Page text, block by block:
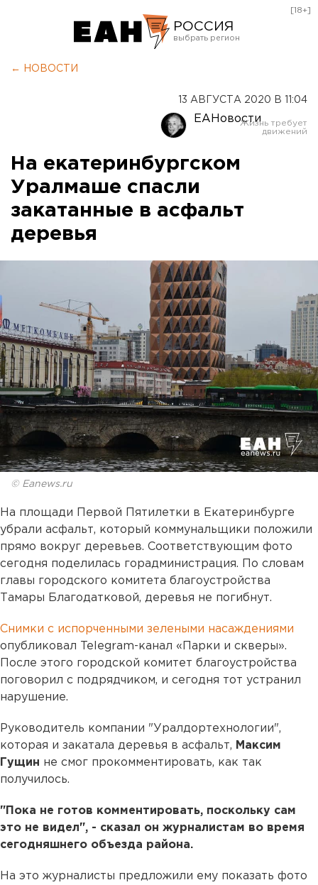
РОССИЯ
Оренбург
[18+]
← НОВОСТИ
13 АВГУСТА 2020 В 11:04
ЕАНовости
На екатеринбургском
Уралмаше спасли
закатанные в асфальт
деревья
© Eanews.ru
На площади Первой Пятилетки в Екатеринбурге
убрали асфальт, который коммунальщики положили
прямо вокруг деревьев. Соответствующим фото
сегодня поделилась горадминистрация. По словам
главы городского комитета благоустройства
Тамары Благодатковой, деревья не погибнут.
Снимки с испорченными зелеными насаждениями
опубликовал Telegram-канал «Парки и скверы».
После этого городской комитет благоустройства
поговорил с подрядчиком, и сегодня тот устранил
нарушение.
Руководитель компании "Уралдортехнологии",
которая и закатала деревья в асфальт, Максим
Гущин не смог прокомментировать, как так
получилось.
"Пока не готов комментировать, поскольку сам
это не видел", - сказал он журналистам во время
сегодняшнего объезда района.
На это журналисты предложили ему показать фото